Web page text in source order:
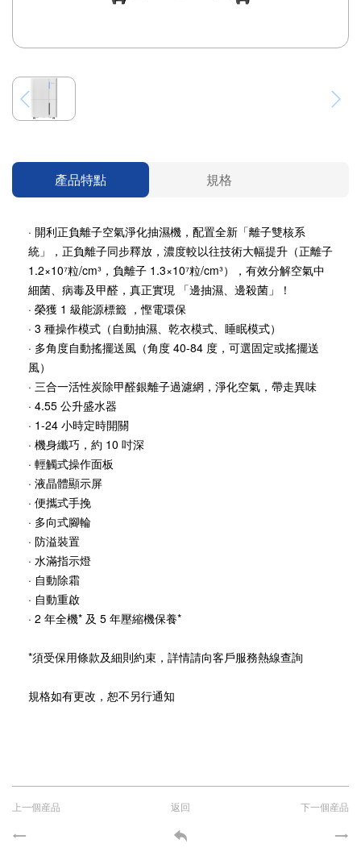
產品特點 規格
· 開利正負離子空氣淨化抽濕機，配置全新「離子雙核系
統」，正負離子同步釋放，濃度較以往技術大幅提升（正離子
1.2×10⁷粒/cm³，負離子 1.3×10⁷粒/cm³），有效分解空氣中
細菌、病毒及甲醛，真正實現 「邊抽濕、邊殺菌」！
· 榮獲 1 級能源標籤 ，慳電環保
· 3 種操作模式（自動抽濕、乾衣模式、睡眠模式）
· 多角度自動搖擺送風（角度 40-84 度，可選固定或搖擺送
風）
· 三合一活性炭除甲醛銀離子過濾網，淨化空氣，帶走異味
· 4.55 公升盛水器
· 1-24 小時定時開關
· 機身纖巧，約 10 吋深
· 輕觸式操作面板
· 液晶體顯示屏
· 便攜式手挽
· 多向式腳輪
· 防溢裝置
· 水滿指示燈
· 自動除霜
· 自動重啟
· 2 年全機* 及 5 年壓縮機保養*
*須受保用條款及細則約束，詳情請向客戶服務熱線查詢
規格如有更改，恕不另行通知
上一個産品 返回 下一個産品